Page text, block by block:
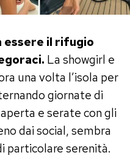
essere il rifugio
La showgirl e
una volta l’isola per
giornate di
e serate con gli
dai social, sembra
particolare serenità.